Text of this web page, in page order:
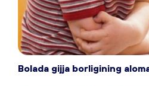
Bolada gijja borligining